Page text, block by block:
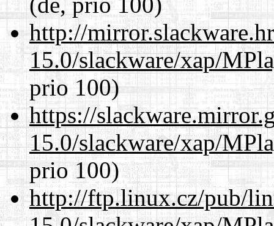
http://
15.0/slackware/xap/
prio 100)
https://
15.0/slackware/xap/
prio 100)
http://ftp.linux.cz/pub/